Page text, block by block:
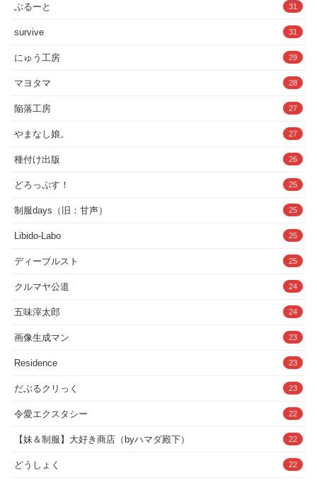
ぶるーと 31
survive 31
にゅう工房 29
マヨタマ 28
陥落工房 27
やまなし娘。 27
種付け出版 26
どろっぷす！ 25
制服days（旧：甘声） 25
Libido-Labo 25
ディーブルスト 25
クルマヤ公道 24
五味滓太郎 24
画像生成マン 23
Residence 23
だぶるクリっく 23
令愛エクスタシー 22
【妹＆制服】大好き商店（byハマダ殿下） 22
どうしょく 22